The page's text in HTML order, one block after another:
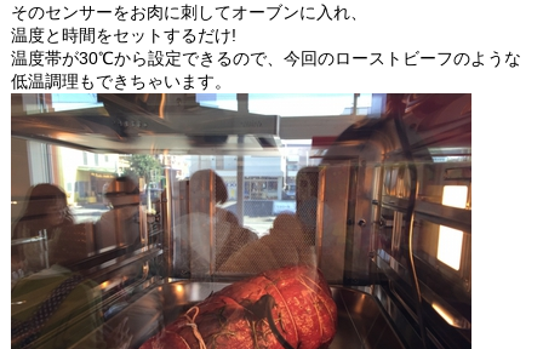
そのセンサーをお肉に刺してオーブンに入れ、
温度と時間をセットするだけ!
温度帯が30℃から設定できるので、今回のローストビーフのような
低温調理もできちゃいます。